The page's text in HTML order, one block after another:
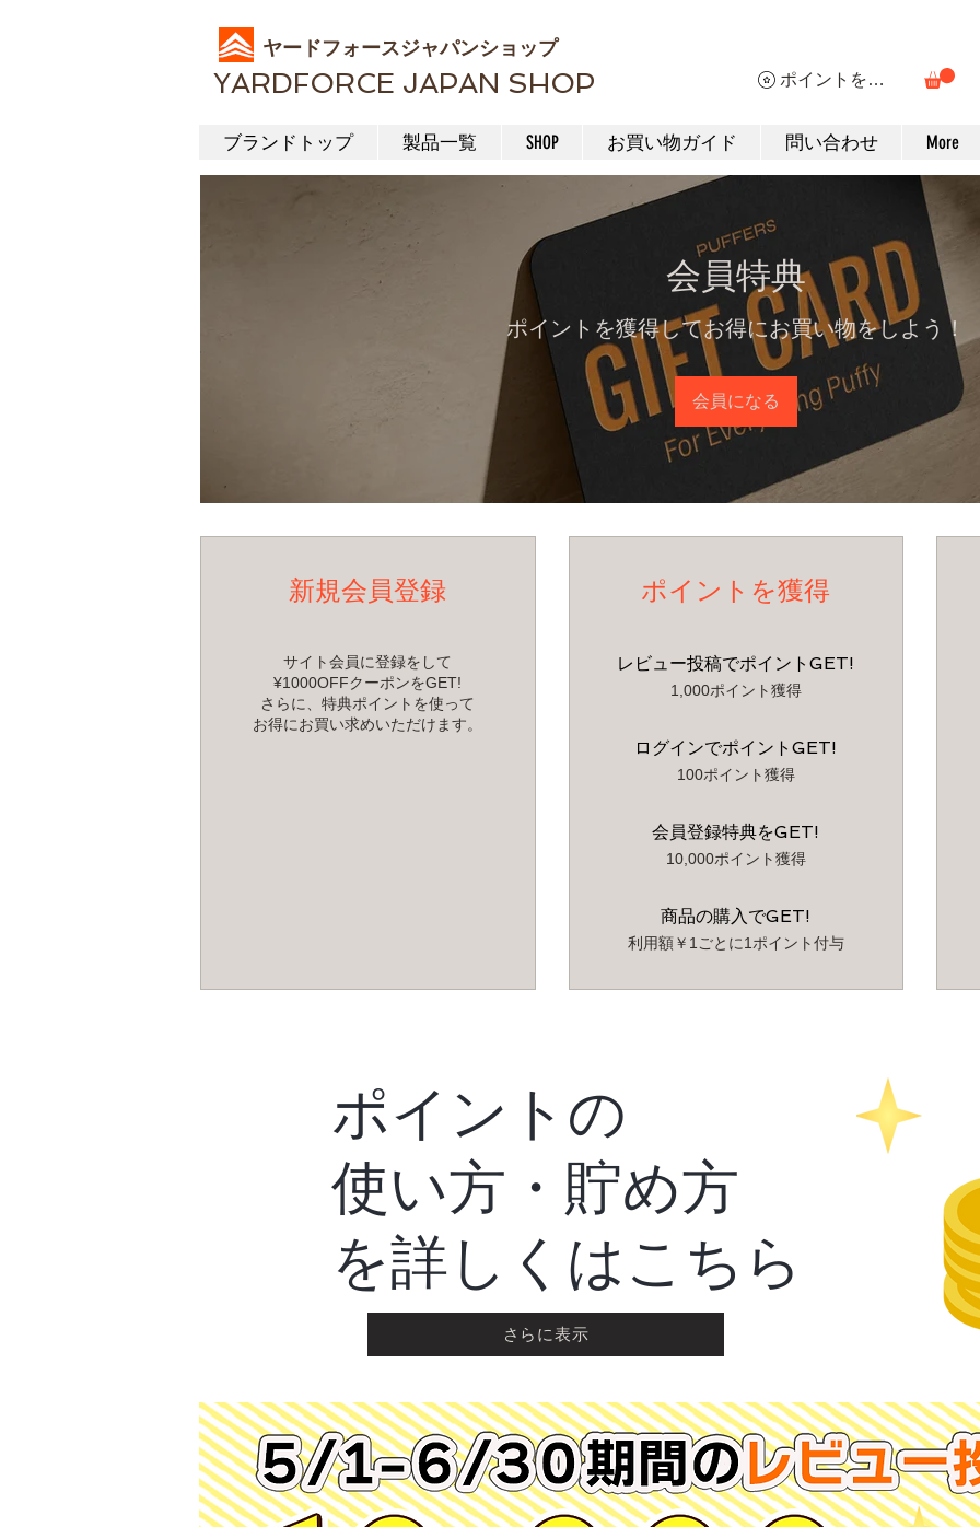
ヤードフォースジャパンショップ
YARDFORCE JAPAN SHOP ポイントを表示
ブランドトップ 製品一覧 SHOP お買い物ガイド 問い合わせ More
会員特典
ポイントを獲得してお得にお買い物をしよう！
会員になる
新規会員登録
サイト会員に登録をして
¥1000OFFクーポンをGET!
さらに、特典ポイントを使って
お得にお買い求めいただけます。
ポイントを獲得
レビュー投稿でポイントGET!
1,000ポイント獲得
ログインでポイントGET!
100ポイント獲得
会員登録特典をGET!
10,000ポイント獲得
商品の購入でGET!
利用額￥1ごとに1ポイント付与
ポイントの
使い方・貯め方
を​詳しくはこちら
さらに表示